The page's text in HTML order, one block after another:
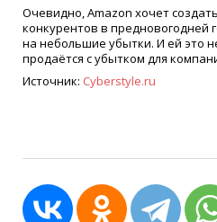
Очевидно, Amazon хочет
конкурентов в предновогодней
на небольшие убытки. И ей это
продаётся с убытком для
Источник: Cyberstyle.ru